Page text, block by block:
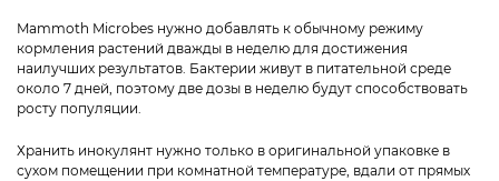
Mammoth Microbes нужно добавлять к обычному режиму
кормления растений дважды в неделю для достижения
наилучших результатов. Бактерии живут в питательной среде
около 7 дней, поэтому две дозы в неделю будут способствовать
росту популяции.
Хранить инокулянт нужно только в оригинальной упаковке в
сухом помещении при комнатной температуре, вдали от прямых